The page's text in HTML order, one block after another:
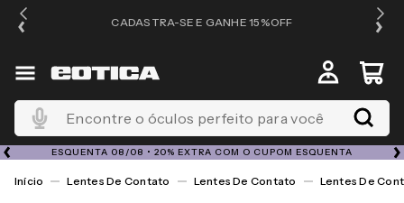
CADASTRA-SE E GANHE 15%OFF
Encontre o óculos perfeito para você
ESQUENTA 08/08 • 20% EXTRA COM O CUPOM ESQUENTA
Lentes De Contato Lentes De Contato Lentes De